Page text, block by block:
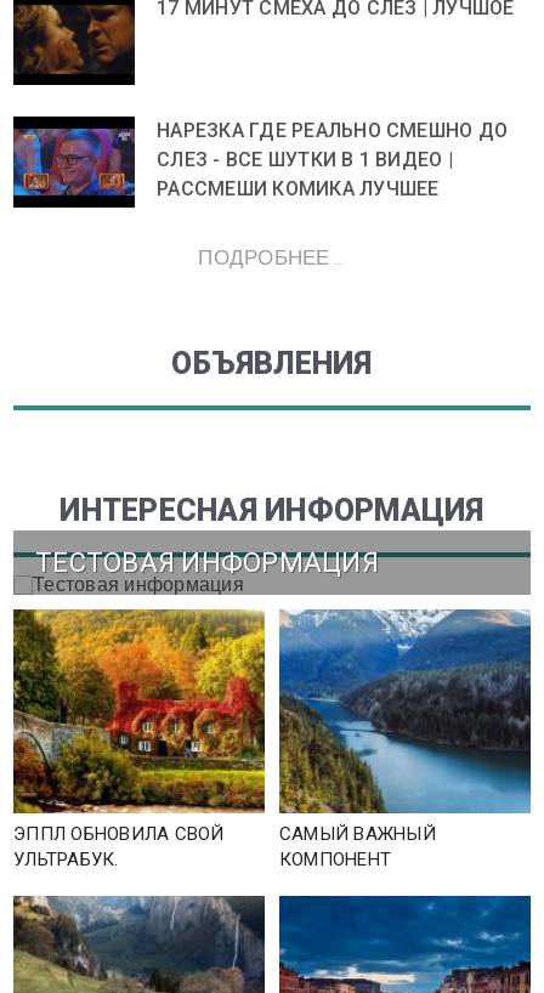
17 МИНУТ СМЕХА ДО СЛЕЗ | ЛУЧШОЕ
НАРЕЗКА ГДЕ РЕАЛЬНО СМЕШНО ДО
СЛЕЗ - ВСЕ ШУТКИ В 1 ВИДЕО |
РАССМЕШИ КОМИКА ЛУЧШЕЕ
ПОДРОБНЕЕ ...
ОБЪЯВЛЕНИЯ
ИНТЕРЕСНАЯ ИНФОРМАЦИЯ
ТЕСТОВАЯ ИНФОРМАЦИЯ
ЭППЛ ОБНОВИЛА СВОЙ
УЛЬТРАБУК.
САМЫЙ ВАЖНЫЙ
КОМПОНЕНТ